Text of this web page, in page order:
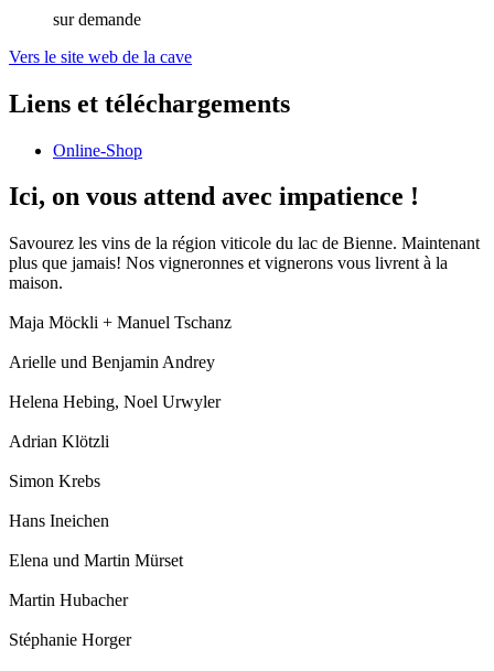
sur demande
Vers le site web de la cave
Liens et téléchargements
Online-Shop
Ici, on vous attend avec impatience !
Savourez les vins de la région viticole du lac de Bienne. Maintenant
plus que jamais! Nos vigneronnes et vignerons vous livrent à la
maison.
Maja Möckli + Manuel Tschanz
Arielle und Benjamin Andrey
Helena Hebing, Noel Urwyler
Adrian Klötzli
Simon Krebs
Hans Ineichen
Elena und Martin Mürset
Martin Hubacher
Stéphanie Horger